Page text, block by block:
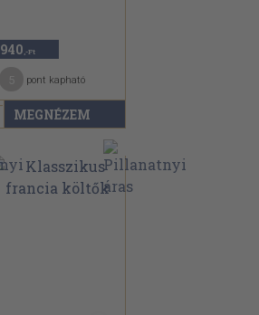
MEGNÉZEM
940 ,-Ft
pont kapható